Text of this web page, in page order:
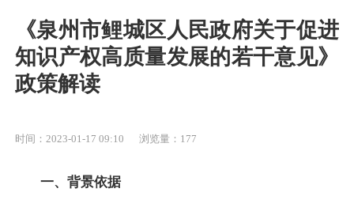
《泉州市鲤城区人民政府关于促进
知识产权高质量发展的若干意见》
政策解读
时间：2023-01-17 09:10 浏览量： 177
一、背景依据